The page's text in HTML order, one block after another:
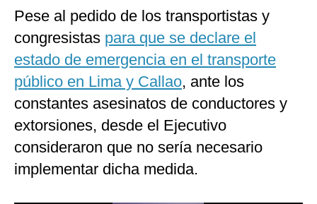
Internacional
Tecnología
Club del Suscriptor
G de Gestión
Pese al pedido de los transportistas y
congresistas para que se declare el
estado de emergencia en el transporte
público en Lima y Callao, ante los
constantes asesinatos de conductores y
extorsiones, desde el Ejecutivo
consideraron que no sería necesario
implementar dicha medida.